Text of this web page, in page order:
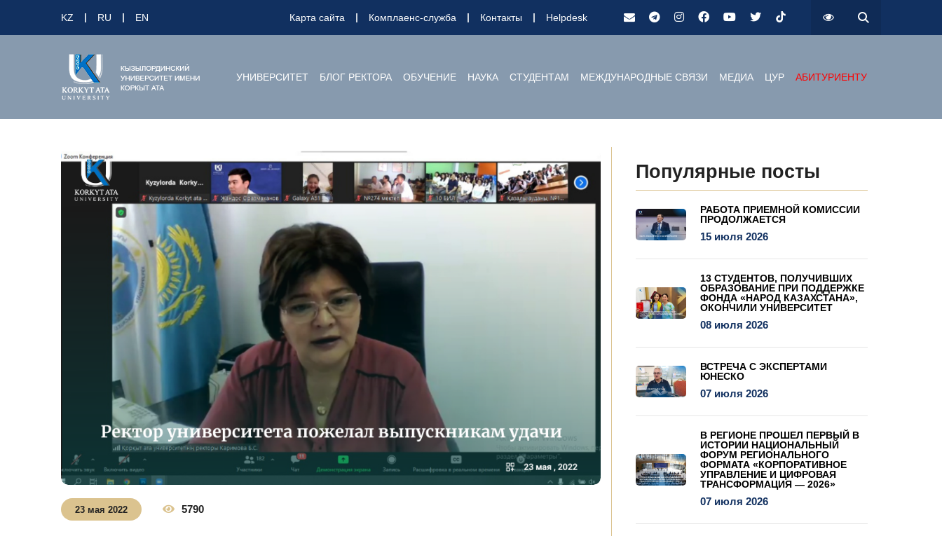
KZ RU EN Карта сайта Комплаенс-служба Контакты Helpdesk
УНИВЕРСИТЕТ БЛОГ РЕКТОРА ОБУЧЕНИЕ НАУКА СТУДЕНТАМ МЕЖДУНАРОДНЫЕ СВЯЗИ МЕДИА ЦУР АБИТУРИЕНТУ
23 мая 2022 5790
Популярные посты
РАБОТА ПРИЕМНОЙ КОМИССИИ
ПРОДОЛЖАЕТСЯ
15 июля 2026
13 СТУДЕНТОВ, ПОЛУЧИВШИХ
ОБРАЗОВАНИЕ ПРИ ПОДДЕРЖКЕ
ФОНДА «НАРОД КАЗАХСТАНА»,
ОКОНЧИЛИ УНИВЕРСИТЕТ
08 июля 2026
ВСТРЕЧА С ЭКСПЕРТАМИ
ЮНЕСКО
07 июля 2026
В РЕГИОНЕ ПРОШЕЛ ПЕРВЫЙ В
ИСТОРИИ НАЦИОНАЛЬНЫЙ
ФОРУМ РЕГИОНАЛЬНОГО
ФОРМАТА «КОРПОРАТИВНОЕ
УПРАВЛЕНИЕ И ЦИФРОВАЯ
ТРАНСФОРМАЦИЯ — 2026»
07 июля 2026